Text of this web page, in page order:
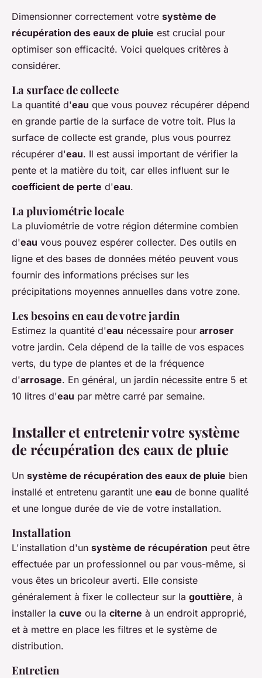
Dimensionner correctement votre système de
récupération des eaux de pluie est crucial pour
optimiser son efficacité. Voici quelques critères à
considérer.
La surface de collecte
La quantité d'eau que vous pouvez récupérer dépend
en grande partie de la surface de votre toit. Plus la
surface de collecte est grande, plus vous pourrez
récupérer d'eau. Il est aussi important de vérifier la
pente et la matière du toit, car elles influent sur le
coefficient de perte d'eau.
La pluviométrie locale
La pluviométrie de votre région détermine combien
d'eau vous pouvez espérer collecter. Des outils en
ligne et des bases de données météo peuvent vous
fournir des informations précises sur les
précipitations moyennes annuelles dans votre zone.
Les besoins en eau de votre jardin
Estimez la quantité d'eau nécessaire pour arroser
votre jardin. Cela dépend de la taille de vos espaces
verts, du type de plantes et de la fréquence
d'arrosage. En général, un jardin nécessite entre 5 et
10 litres d'eau par mètre carré par semaine.
Installer et entretenir votre système
de récupération des eaux de pluie
Un système de récupération des eaux de pluie bien
installé et entretenu garantit une eau de bonne qualité
et une longue durée de vie de votre installation.
Installation
L'installation d'un système de récupération peut être
effectuée par un professionnel ou par vous-même, si
vous êtes un bricoleur averti. Elle consiste
généralement à fixer le collecteur sur la gouttière, à
installer la cuve ou la citerne à un endroit approprié,
et à mettre en place les filtres et le système de
distribution.
Entretien